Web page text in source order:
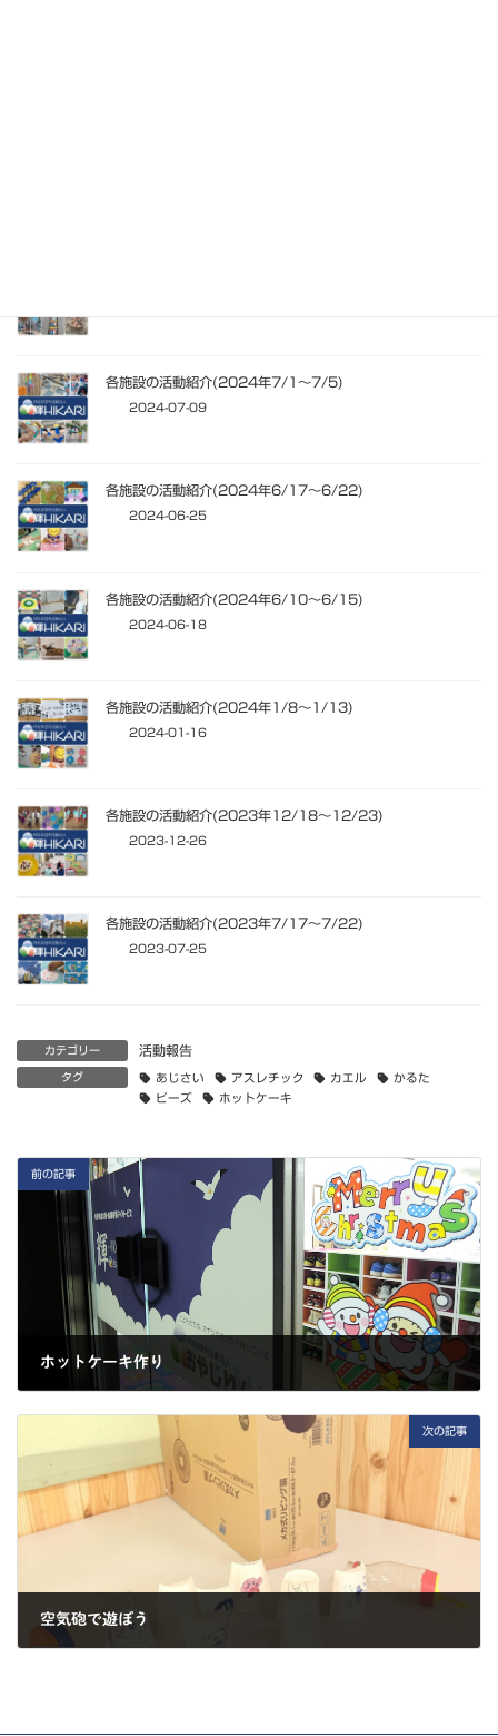
各施設の活動紹介(2024年7/1～7/5)
2024-07-09
各施設の活動紹介(2024年6/17～6/22)
2024-06-25
各施設の活動紹介(2024年6/10～6/15)
2024-06-18
各施設の活動紹介(2024年1/8～1/13)
2024-01-16
各施設の活動紹介(2023年12/18～12/23)
2023-12-26
各施設の活動紹介(2023年7/17～7/22)
2023-07-25
カテゴリー 活動報告
タグ あじさい アスレチック カエル
かるた
ビーズ
ホットケーキ
前の記事
ホットケーキ作り
次の記事
空気砲で遊ぼう